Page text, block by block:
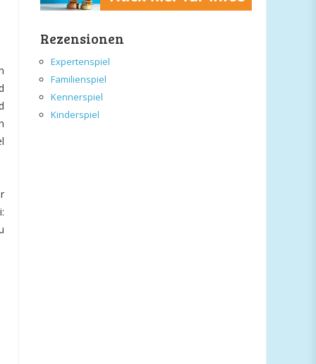
Rezensionen
Expertenspiel
Familienspiel
Kennerspiel
Kinderspiel